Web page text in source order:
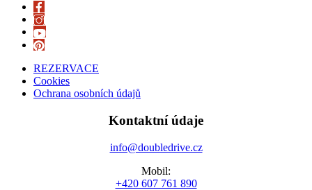
REZERVACE
Cookies
Ochrana osobních údajů
Kontaktní údaje
info@doubledrive.cz
Mobil:
+420 607 761 890